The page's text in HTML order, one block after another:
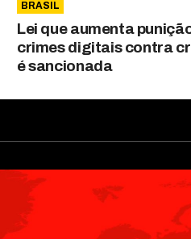
BRASIL
Lei que aumenta
crimes digitais contra
é sancionada